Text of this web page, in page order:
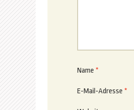
Name *
E-Mail-Adresse *